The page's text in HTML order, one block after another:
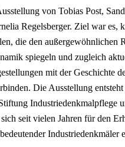
von Tobias Post,
Regelsberger. Ziel war es,
die den außergewöhnlichen
spiegeln und zugleich
mit der Geschichte
Die Ausstellung entsteht
Industriedenkmalpflege
seit vielen Jahren für den
Industriedenkmäler